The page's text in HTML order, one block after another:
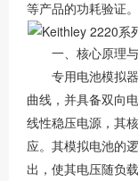
等产品的功耗验证。
一、核心原理
专用电池模拟
曲线，并具备双向
线性稳压电源，其
应。其模拟电池的
出，使其电压随负